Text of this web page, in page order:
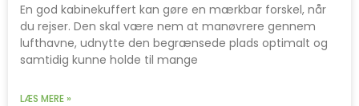
En god kabinekuffert kan gøre en mærkbar forskel, når
du rejser. Den skal være nem at manøvrere gennem
lufthavne, udnytte den begrænsede plads optimalt og
samtidig kunne holde til mange
LÆS MERE »